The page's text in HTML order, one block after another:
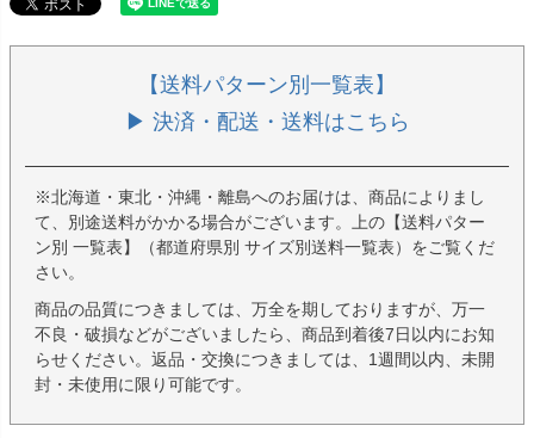
【送料パターン別一覧表】
▶ 決済・配送・送料はこちら
※北海道・東北・沖縄・離島へのお届けは、商品によりまし
て、別途送料がかかる場合がございます。上の【送料パター
ン別 一覧表】（都道府県別 サイズ別送料一覧表）をご覧くだ
さい。
商品の品質につきましては、万全を期しておりますが、万一
不良・破損などがございましたら、商品到着後7日以内にお知
らせください。返品・交換につきましては、1週間以内、未開
封・未使用に限り可能です。